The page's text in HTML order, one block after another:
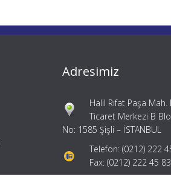
Adresimiz
Halil Rıfat Paşa Mah.
Ticaret Merkezi B
No: 1585 Şişli – İSTANBUL
Telefon: (0212) 222
Fax: (0212) 222 45 83